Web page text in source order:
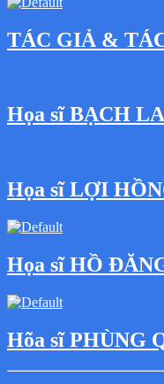
TÁC GIẢ &
Họa sĩ BẠCH
Họa sĩ LỢI
Họa sĩ HỒ
Hõa sĩ PHÙNG